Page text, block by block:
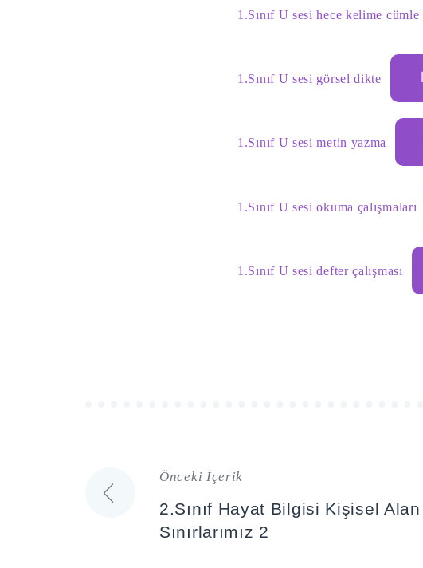
1.Sınıf U sesi hece kelime cümle
1.Sınıf U sesi görsel dikte
1.Sınıf U sesi metin yazma
1.Sınıf U sesi okuma çalışmaları
1.Sınıf U sesi defter çalışması
Yazı
gezinmesi
Önceki İçerik
2.Sınıf Hayat Bilgisi Kişisel Alan
Sınırlarımız 2